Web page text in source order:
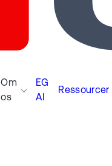
Om
os
EG
AI
Ressourcer